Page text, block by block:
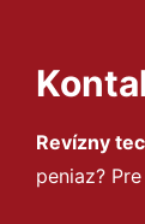
Revízny
peniaz?